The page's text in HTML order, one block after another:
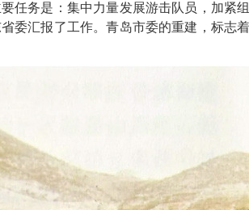
任务是：集中力量发展游击队员，加紧
委汇报了工作。青岛市委的重建，标志